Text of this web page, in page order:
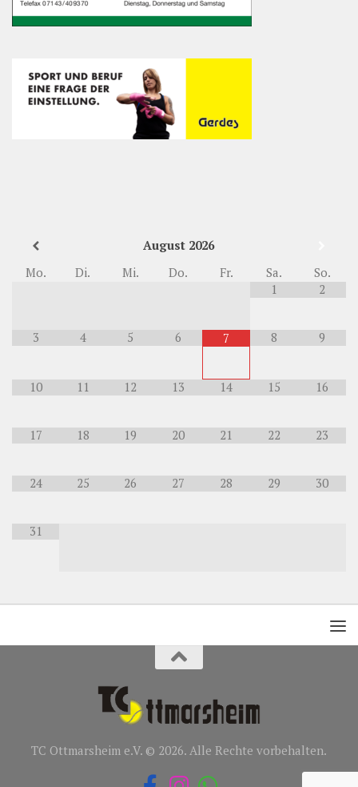
August 2026
Mo.
Di. Mi. Do. Fr. Sa.
So.
1
2
3 4 5 6 7 8 9
10 11 12 13 14 15 16
17 18 19 20 21 22 23
24 25 26 27 28 29 30
31
TC Ottmarsheim e.V. © 2026. Alle Rechte vorbehalten.